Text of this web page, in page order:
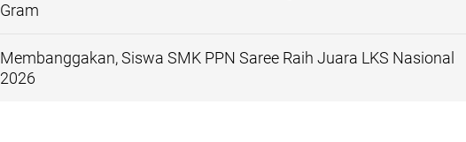
Gram
Membanggakan, Siswa SMK PPN Saree Raih Juara LKS Nasional
2026